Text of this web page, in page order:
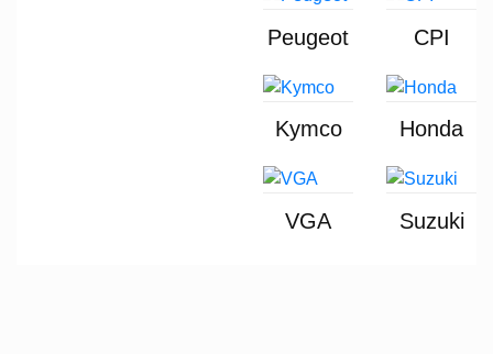
Peugeot CPI
Kymco Honda
VGA Suzuki